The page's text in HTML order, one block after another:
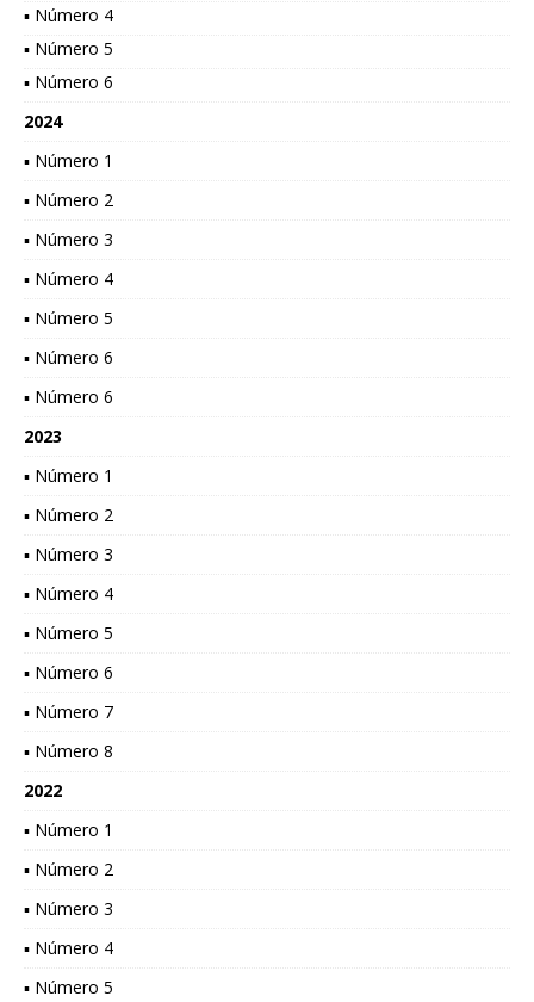
▪ Número 4
▪ Número 5
▪ Número 6
2024
▪ Número 1
▪ Número 2
▪ Número 3
▪ Número 4
▪ Número 5
▪ Número 6
▪ Número 6
2023
▪ Número 1
▪ Número 2
▪ Número 3
▪ Número 4
▪ Número 5
▪ Número 6
▪ Número 7
▪ Número 8
2022
▪ Número 1
▪ Número 2
▪ Número 3
▪ Número 4
▪ Número 5